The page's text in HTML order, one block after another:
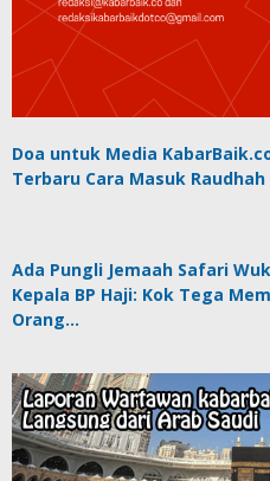
Doa untuk Media
Terbaru Cara Masuk
Ada Pungli Jemaah Safari
Kepala BP Haji: Kok Tega
Orang…